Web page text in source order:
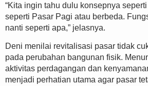
“Kita ingin tahu dulu konsepnya
seperti Pasar Pagi atau berbeda.
nanti seperti apa,” jelasnya.
Deni menilai revitalisasi pasar tidak
pada perubahan bangunan fisik.
aktivitas perdagangan dan
menjadi perhatian utama agar pasar